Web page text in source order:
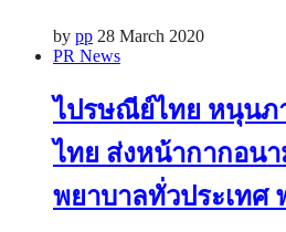
by pp 28 March 2020
PR News
ไปรษณีย์ไทย หนุนภ
ไทย ส่งหน้ากากอนา
พยาบาลทั่วประเทศ